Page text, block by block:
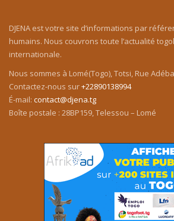
DJENA est votre site d’informations par
humains. Nous couvrons toute l’actualité
internationale.
Nous sommes à Lomé(Togo), Totsi, Rue
Contactez-nous sur+22890138994
É-mail: contact@djena.tg
Boîte postale : 28BP159, Telessou – Lomé